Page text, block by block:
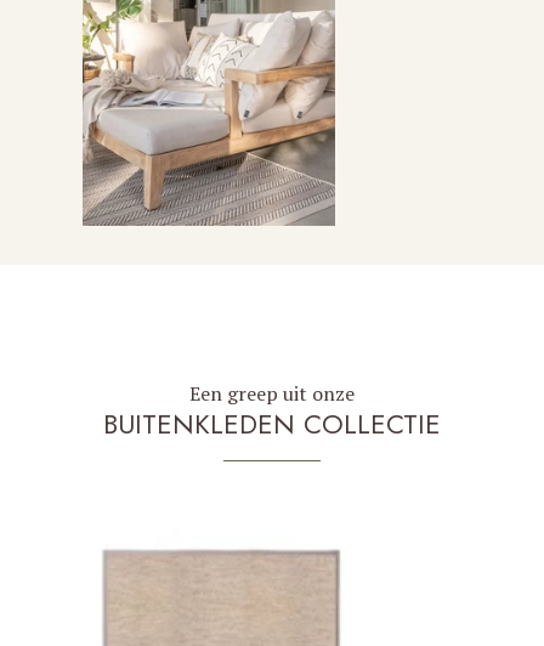
Een greep uit onze
BUITENKLEDEN COLLECTIE